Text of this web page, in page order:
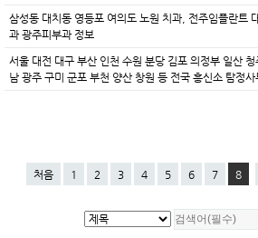
삼성동 대치동 영등포 여의도 노원 치과, 전주임플란트
과 광주피부과 정보
서울 대전 대구 부산 인천 수원 분당 김포 의정부 일산
남 광주 구미 군포 부천 양산 창원 등 전국 흥신소 탐정
처음 1 2 3 4 5 6 7 8